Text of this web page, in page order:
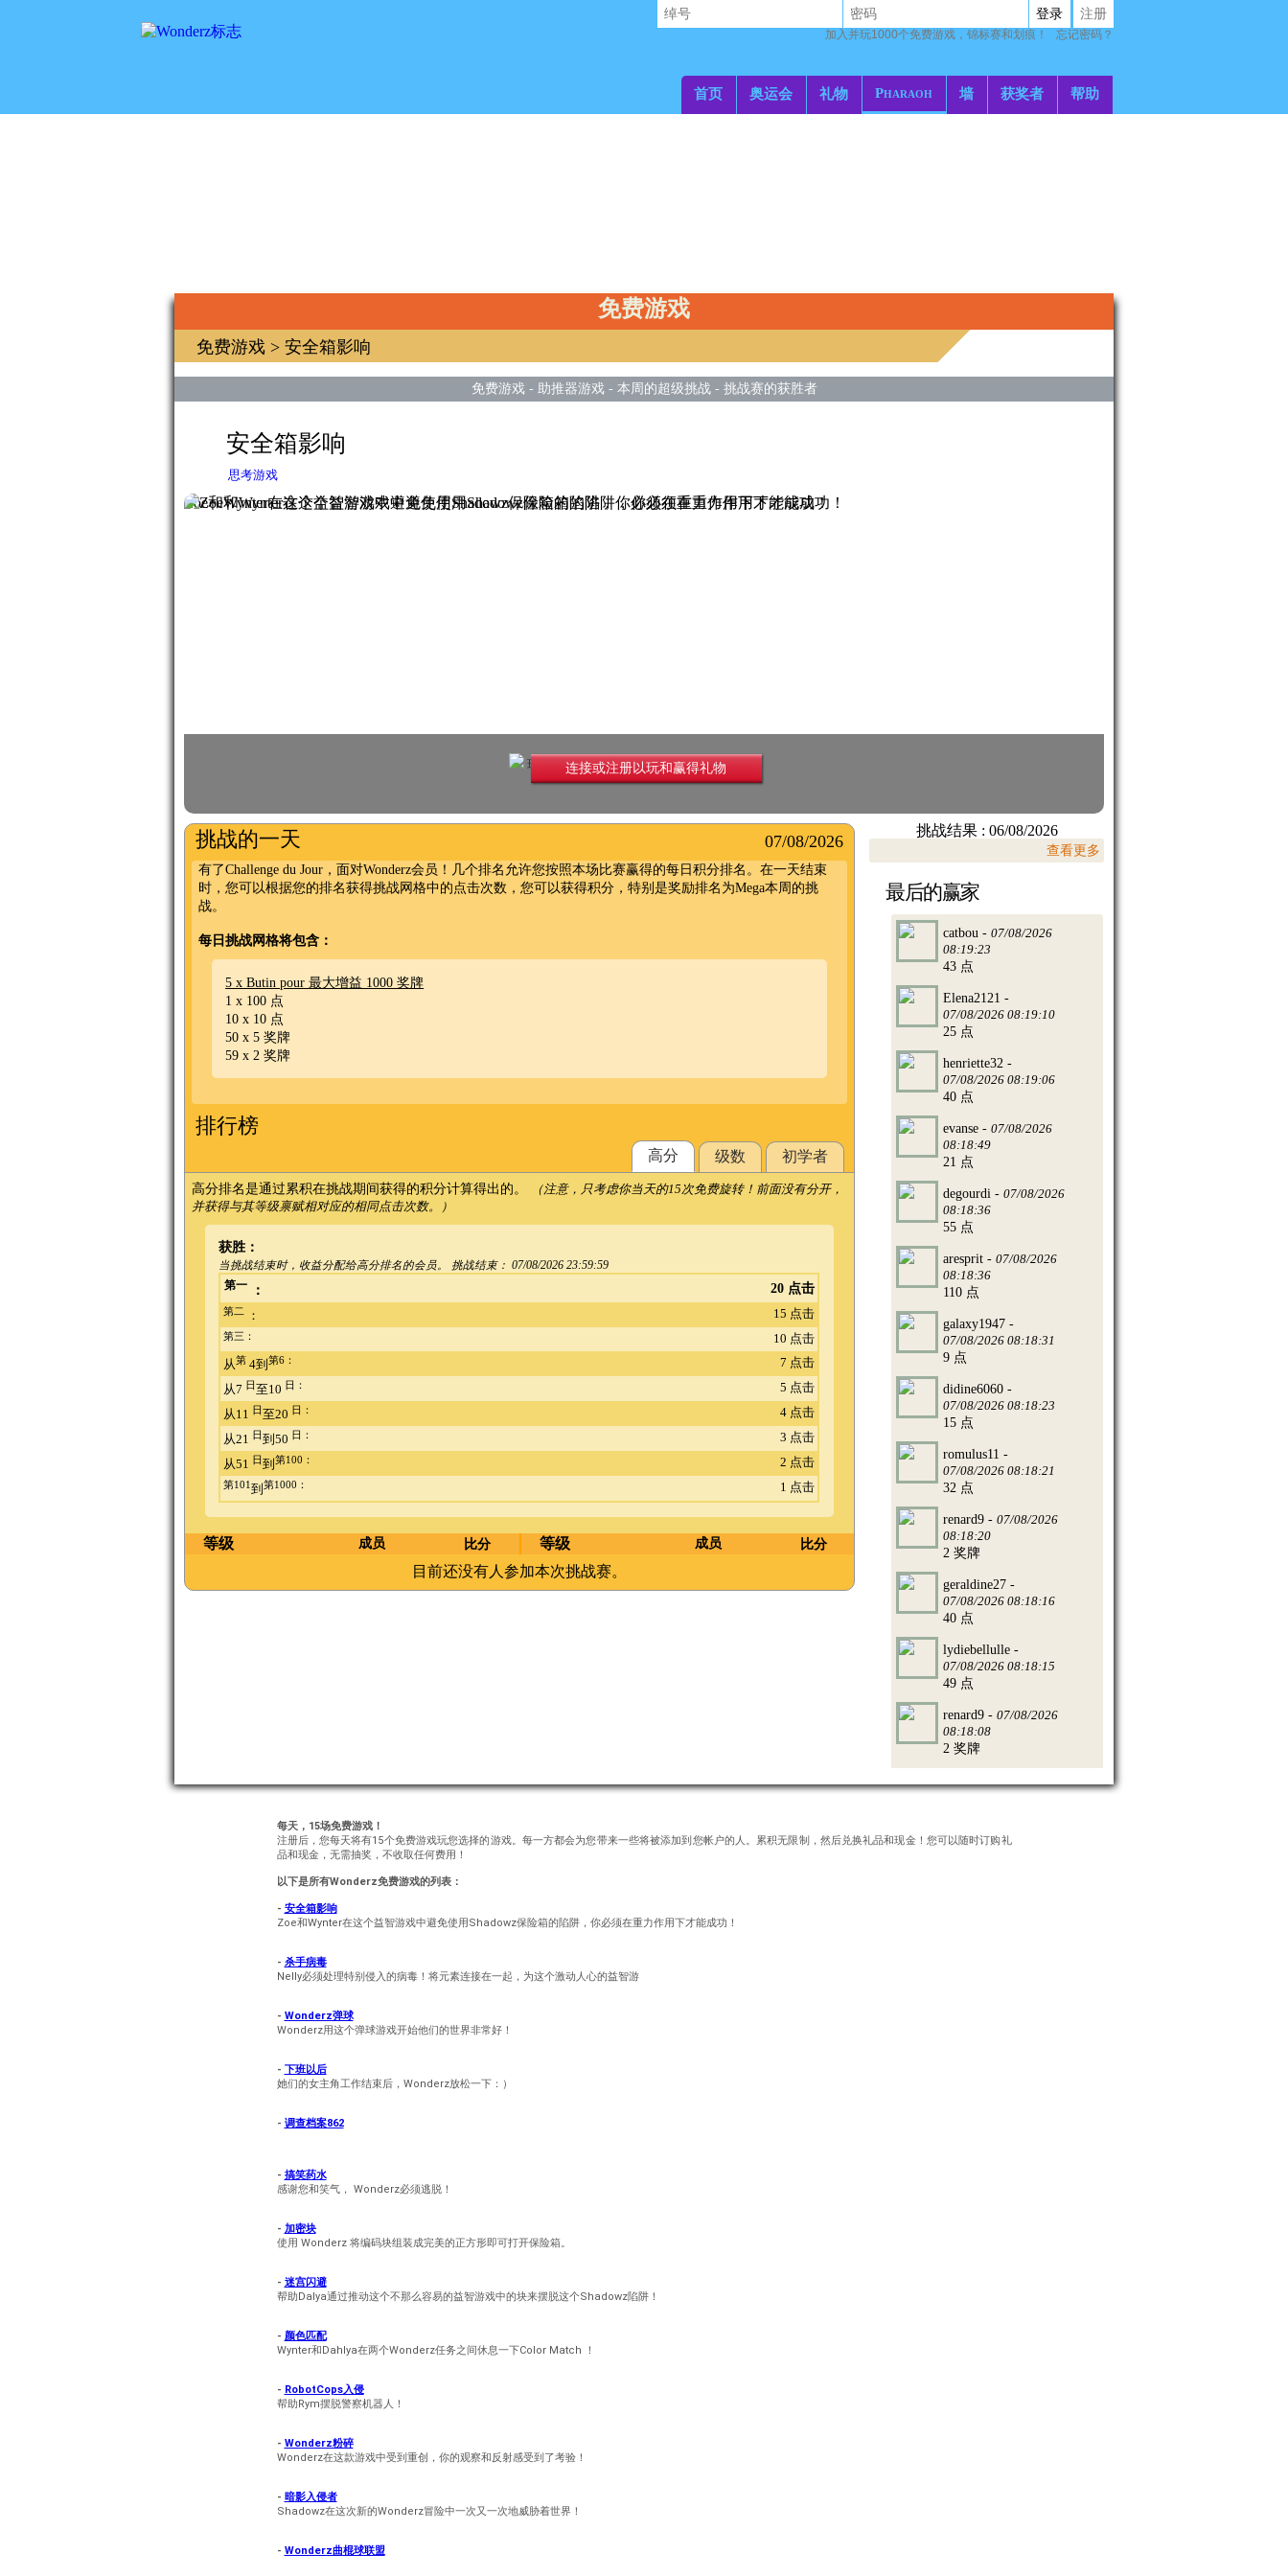
首页 奥运会 礼物 Pharaoh 墙 获奖者 帮助
登录 注册
加入并玩1000个免费游戏，锦标赛和划痕！ 忘记密码？
免费游戏
免费游戏 > 安全箱影响
免费游戏- 助推器游戏- 本周的超级挑战- 挑战赛的获胜者
安全箱影响
思考游戏
玩无限 连接或注册以玩和赢得礼物
Zoe和Wynter在这个益智游戏中避免使用Shadowz保险箱的陷阱，你必须在重力作用下才能成功！
挑战的一天 07/08/2026
有了Challenge du Jour，面对Wonderz会员！几个排名允许您按照本场比赛赢得的每日积分排名。在一天结束
时，您可以根据您的排名获得挑战网格中的点击次数，您可以获得积分，特别是奖励排名为Mega本周的挑
战。
每日挑战网格将包含：
5 x Butin pour 最大增益 1000 奖牌
1 x 100 点
10 x 10 点
50 x 5 奖牌
59 x 2 奖牌
排行榜
高分 级数 初学者
高分排名是通过累积在挑战期间获得的积分计算得出的。
（注意，只考虑你当天的15次免费旋转！前面没有分开，
并获得与其等级禀赋相对应的相同点击次数。）
获胜：
当挑战结束时，收益分配给高分排名的会员。 挑战结束：07/08/2026 23:59:59
第一： 20 点击
第二 ： 15 点击
第三：
10 点击
从第 4到第6：
7 点击
从7 日至10 日：
5 点击
从11 日至20 日：
4 点击
从21 日到50 日：
3 点击
从51 日到第100： 2 点击
第101到第1000： 1 点击
等级 成员 比分 等级 成员 比分
目前还没有人参加本次挑战赛。
挑战结果 : 06/08/2026
查看更多
最后的赢家
catbou - 07/08/2026
08:19:23
43 点
Elena2121 -
07/08/2026 08:19:10
25 点
henriette32 -
07/08/2026 08:19:06
40 点
evanse - 07/08/2026
08:18:49
21 点
degourdi - 07/08/2026
08:18:36
55 点
aresprit - 07/08/2026
08:18:36
110 点
galaxy1947 -
07/08/2026 08:18:31
9 点
didine6060 -
07/08/2026 08:18:23
15 点
romulus11 -
07/08/2026 08:18:21
32 点
renard9 - 07/08/2026
08:18:20
2 奖牌
geraldine27 -
07/08/2026 08:18:16
40 点
lydiebellulle -
07/08/2026 08:18:15
49 点
renard9 - 07/08/2026
08:18:08
2 奖牌
每天，15场免费游戏！
注册后，您每天将有15个免费游戏玩您选择的游戏。每一方都会为您带来一些将被添加到您帐户的人。累积无限制，然后兑换礼品和现金！您可以随时订购礼
品和现金，无需抽奖，不收取任何费用！
以下是所有Wonderz免费游戏的列表：
- 安全箱影响
Zoe和Wynter在这个益智游戏中避免使用Shadowz保险箱的陷阱，你必须在重力作用下才能成功！
- 杀手病毒
Nelly必须处理特别侵入的病毒！将元素连接在一起，为这个激动人心的益智游
- Wonderz弹球
Wonderz用这个弹球游戏开始他们的世界非常好！
- 下班以后
她们的女主角工作结束后，Wonderz放松一下：）
- 调查档案862
- 搞笑药水
感谢您和笑气， Wonderz必须逃脱！
- 加密块
使用 Wonderz 将编码块组装成完美的正方形即可打开保险箱。
- 迷宫闪避
帮助Dalya通过推动这个不那么容易的益智游戏中的块来摆脱这个Shadowz陷阱！
- 颜色匹配
Wynter和Dahlya在两个Wonderz任务之间休息一下Color Match ！
- RobotCops入侵
帮助Rym摆脱警察机器人！
- Wonderz粉碎
Wonderz在这款游戏中受到重创，你的观察和反射感受到了考验！
- 暗影入侵者
Shadowz在这次新的Wonderz冒险中一次又一次地威胁着世界！
- Wonderz曲棍球联盟